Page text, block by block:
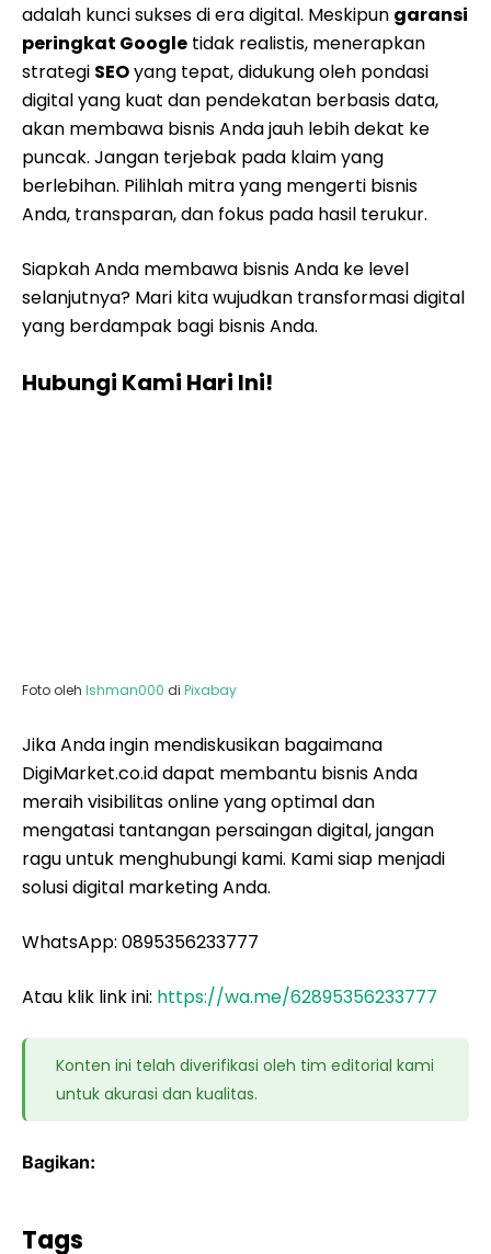
adalah kunci sukses di era digital. Meskipun garansi
peringkat Google tidak realistis, menerapkan
strategi SEOyang tepat, didukung oleh pondasi
digital yang kuat dan pendekatan berbasis data,
akan membawa bisnis Anda jauh lebih dekat ke
puncak. Jangan terjebak pada klaim yang
berlebihan. Pilihlah mitra yang mengerti bisnis
Anda, transparan, dan fokus pada hasil terukur.
Siapkah Anda membawa bisnis Anda ke level
selanjutnya? Mari kita wujudkan transformasi digital
yang berdampak bagi bisnis Anda.
Hubungi Kami Hari Ini!
Foto oleh lshman000 di Pixabay
Jika Anda ingin mendiskusikan bagaimana
DigiMarket.co.id dapat membantu bisnis Anda
meraih visibilitas online yang optimal dan
mengatasi tantangan persaingan digital, jangan
ragu untuk menghubungi kami. Kami siap menjadi
solusi digital marketing Anda.
WhatsApp: 0895356233777
Atau klik link ini: https://wa.me/62895356233777
Konten ini telah diverifikasi oleh tim editorial kami
untuk akurasi dan kualitas.
Bagikan:
Tags